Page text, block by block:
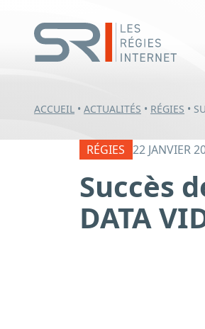
ACCUEIL • ACTUALITÉS • RÉGIES •
RÉGIES 22 JANVIER
Succès
DATA